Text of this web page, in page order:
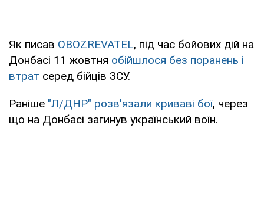
Як писав OBOZREVATEL, під час бойових дій на
Донбасі 11 жовтня обійшлося без поранень і
втрат серед бійців ЗСУ.
Раніше "Л/ДНР" розв'язали криваві бої, через
що на Донбасі загинув український воїн.